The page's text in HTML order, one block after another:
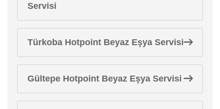
Servisi
Türkoba Hotpoint Beyaz Eşya Servisi
Gültepe Hotpoint Beyaz Eşya Servisi